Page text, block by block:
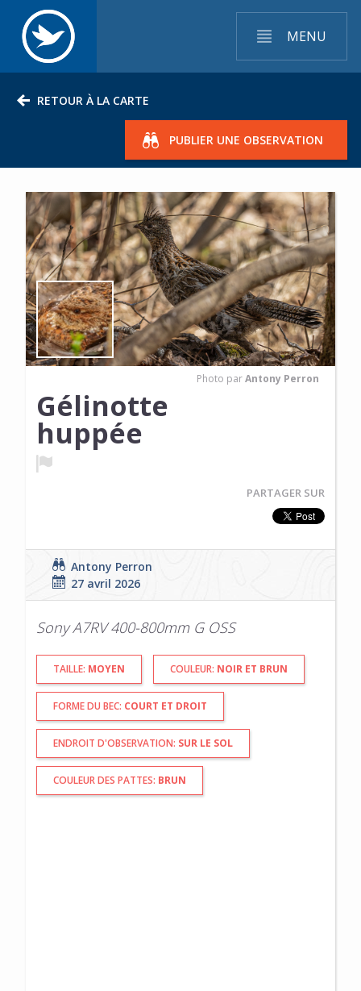
MENU
RETOUR À LA CARTE
PUBLIER UNE OBSERVATION
Photo parAntony Perron
Gélinotte
huppée
PARTAGER SUR
Antony Perron
27 avril 2026
Sony A7RV 400-800mm G OSS
TAILLE: MOYEN COULEUR: NOIR ET BRUN
FORME DU BEC: COURT ET DROIT
ENDROIT D'OBSERVATION: SUR LE SOL
COULEUR DES PATTES: BRUN